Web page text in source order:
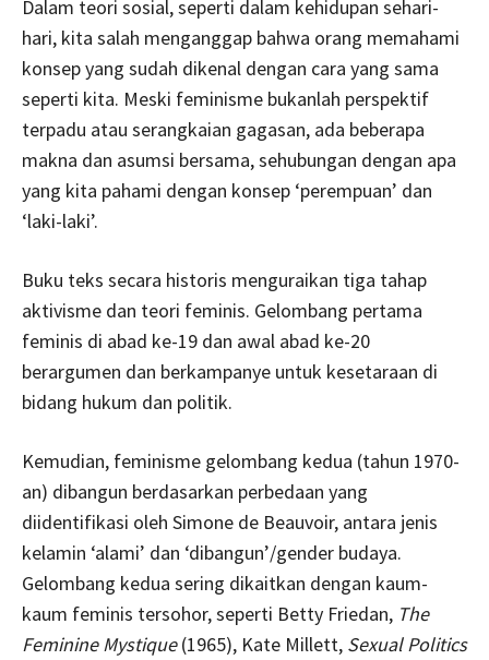
Dalam teori sosial, seperti dalam kehidupan sehari-
hari, kita salah menganggap bahwa orang memahami
konsep yang sudah dikenal dengan cara yang sama
seperti kita. Meski feminisme bukanlah perspektif
terpadu atau serangkaian gagasan, ada beberapa
makna dan asumsi bersama, sehubungan dengan apa
yang kita pahami dengan konsep ‘perempuan’ dan
‘laki-laki’.
Buku teks secara historis menguraikan tiga tahap
aktivisme dan teori feminis. Gelombang pertama
feminis di abad ke-19 dan awal abad ke-20
berargumen dan berkampanye untuk kesetaraan di
bidang hukum dan politik.
Kemudian, feminisme gelombang kedua (tahun 1970-
an) dibangun berdasarkan perbedaan yang
diidentifikasi oleh Simone de Beauvoir, antara jenis
kelamin ‘alami’ dan ‘dibangun’/gender budaya.
Gelombang kedua sering dikaitkan dengan kaum-
kaum feminis tersohor, seperti Betty Friedan, The
Feminine Mystique(1965), Kate Millett, Sexual Politics